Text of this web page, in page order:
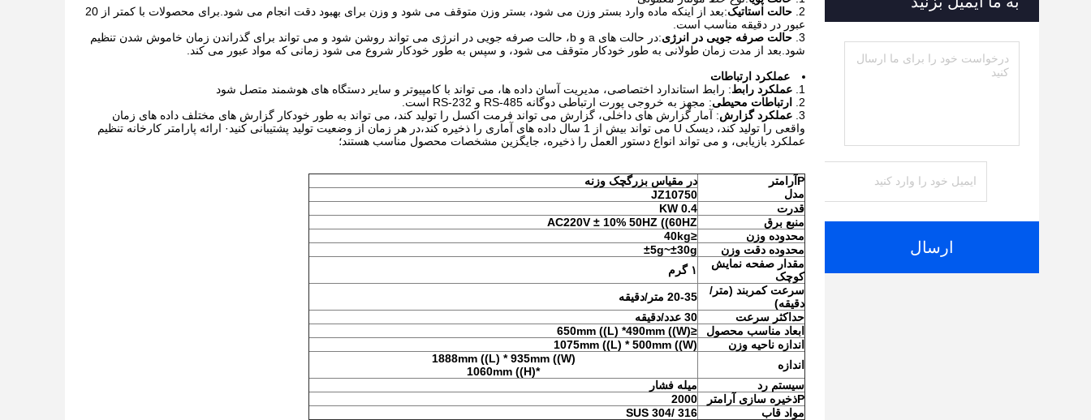
ارسال
حالت استاتیک
:بعد از اینکه ماده وارد بستر وزن می شود، بستر وزن متوقف می شود و وزن برای بهبود دقت انجام می شود.برای محصولات با کمتر از 20
عبور در دقیقه مناسب است.
حالت صرفه جویی در انرژی
:در حالت های a و b، حالت صرفه جویی در انرژی می تواند روشن شود و می تواند برای گذراندن زمان خاموش شدن تنظیم
شود.بعد از مدت زمان طولانی به طور خودکار متوقف می شود، و سپس به طور خودکار شروع می شود زمانی که مواد عبور می کند.
عملکرد ارتباطات
عملکرد رابط: رابط استاندارد اختصاصی، مدیریت آسان داده ها، می تواند با کامپیوتر و سایر دستگاه های هوشمند متصل شود
ارتباطات محیطی: مجهز به خروجی پورت ارتباطی دوگانه RS-485 و RS-232 است.
عملکرد گزارش: آمار گزارش های داخلی، گزارش می تواند فرمت اکسل را تولید کند، می تواند به طور خودکار گزارش های مختلف داده های زمان
واقعی را تولید کند، دیسک U می تواند بیش از 1 سال داده های آماری را ذخیره کند،در هر زمان از وضعیت تولید پشتیبانی کنید· ارائه پارامتر کارخانه تنظیم
عملکرد بازیابی، و می تواند انواع دستور العمل را ذخیره، جایگزین مشخصات محصول مناسب هستند؛
P آرامتر
مدل
در مقیاس بزرگچک وزنه
JZ10750
قدرت
0.4 KW
منبع برق
AC220V ± 10% 50HZ ((60HZ
محدوده وزن
≤40kg
محدوده دقت وزن
±5g~±30g
مقدار صفحه نمایش
کوچک
۱ گرم
سرعت کمربند (متر/
دقیقه)
20-35 متر/دقیقه
حداکثر سرعت
30 عدد/دقیقه
ابعاد مناسب محصول
≤650mm ((L) *490mm ((W)
اندازه ناحیه وزن
1075mm ((L) * 500mm ((W)
اندازه
1888mm ((L) * 935mm ((W)
*1060mm ((H)
سیستم رد
میله فشار
Pذخیره سازی آرامتر
2000
مواد قاب
SUS 304/ 316